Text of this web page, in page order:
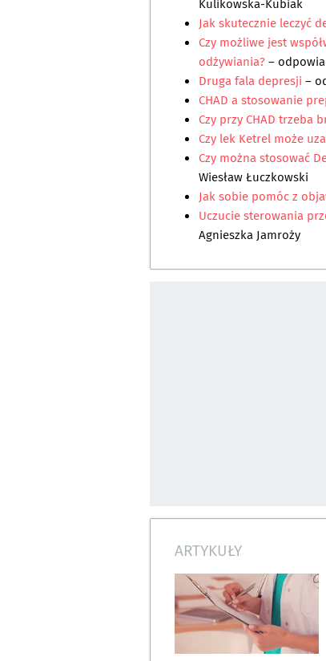
Kulikowska-Kubiak
Jak skutecznie leczyć
Czy możliwe jest
odżywiania?–
Druga fala depresji –
CHAD a stosowanie
Czy przy CHAD trzeba
Czy lek Ketrel może
Czy można stosować
Wiesław Łuczkowski
Jak sobie pomóc z
Uczucie sterowania
Agnieszka Jamroży
ARTYKUŁY